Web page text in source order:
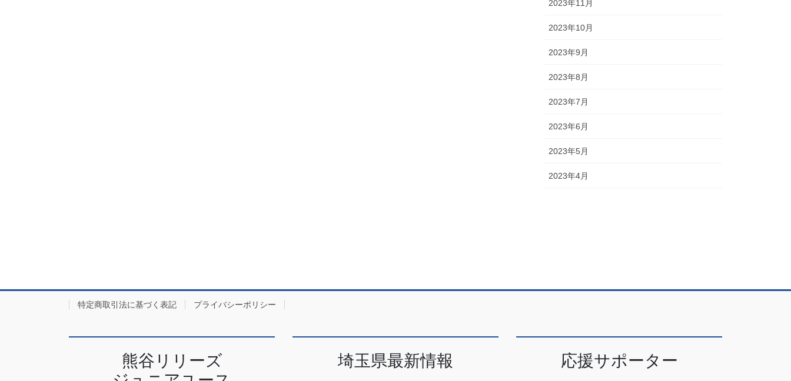
2023年11月
2023年10月
2023年9月
2023年8月
2023年7月
2023年6月
2023年5月
2023年4月
特定商取引法に基づく表記 プライバシーポリシー
熊谷リリーズ
埼玉県最新情報 応援サポーター